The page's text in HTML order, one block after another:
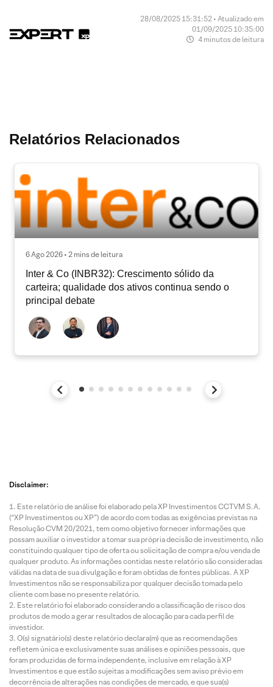
28/08/2025 15:31:52 • Atualizado em
01/09/2025 10:35:00
4 minutos de leitura
Relatórios Relacionados
6 Ago 2026 • 2 mins de leitura
Inter & Co (INBR32): Crescimento sólido da
carteira; qualidade dos ativos continua sendo o
principal debate
Disclaimer:
Este relatório de análise foi elaborado pela XP Investimentos CCTVM S.A.
(“XP Investimentos ou XP”) de acordo com todas as exigências previstas na
Resolução CVM 20/2021, tem como objetivo fornecer informações que
possam auxiliar o investidor a tomar sua própria decisão de investimento, não
constituindo qualquer tipo de oferta ou solicitação de compra e/ou venda de
qualquer produto. As informações contidas neste relatório são consideradas
válidas na data de sua divulgação e foram obtidas de fontes públicas. A XP
Investimentos não se responsabiliza por qualquer decisão tomada pelo
cliente com base no presente relatório.
Este relatório foi elaborado considerando a classificação de risco dos
produtos de modo a gerar resultados de alocação para cada perfil de
investidor.
O(s) signatário(s) deste relatório declara(m) que as recomendações
refletem única e exclusivamente suas análises e opiniões pessoais, que
foram produzidas de forma independente, inclusive em relação à XP
Investimentos e que estão sujeitas a modificações sem aviso prévio em
decorrência de alterações nas condições de mercado, e que sua(s)